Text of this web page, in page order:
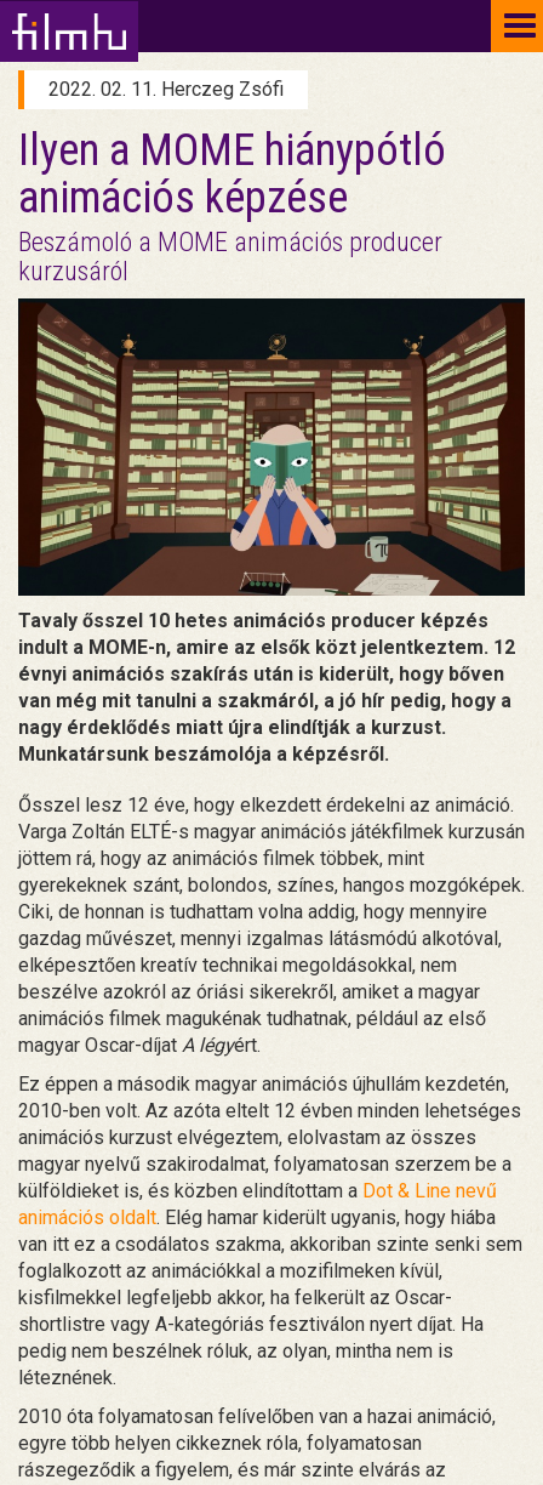
2022. 02. 11. Herczeg Zsófi
Ilyen a MOME hiánypótló
animációs képzése
Beszámoló a MOME animációs producer
kurzusáról
Tavaly ősszel 10 hetes animációs producer képzés
indult a MOME-n, amire az elsők közt jelentkeztem. 12
évnyi animációs szakírás után is kiderült, hogy bőven
van még mit tanulni a szakmáról, a jó hír pedig, hogy a
nagy érdeklődés miatt újra elindítják a kurzust.
Munkatársunk beszámolója a képzésről.
Ősszel lesz 12 éve, hogy elkezdett érdekelni az animáció.
Varga Zoltán ELTÉ-s magyar animációs játékfilmek kurzusán
jöttem rá, hogy az animációs filmek többek, mint
gyerekeknek szánt, bolondos, színes, hangos mozgóképek.
Ciki, de honnan is tudhattam volna addig, hogy mennyire
gazdag művészet, mennyi izgalmas látásmódú alkotóval,
elképesztően kreatív technikai megoldásokkal, nem
beszélve azokról az óriási sikerekről, amiket a magyar
animációs filmek magukénak tudhatnak, például az első
magyar Oscar-díjat A légyért.
Ez éppen a második magyar animációs újhullám kezdetén,
2010-ben volt. Az azóta eltelt 12 évben minden lehetséges
animációs kurzust elvégeztem, elolvastam az összes
magyar nyelvű szakirodalmat, folyamatosan szerzem be a
külföldieket is, és közben elindítottam a Dot & Line nevű
animációs oldalt. Elég hamar kiderült ugyanis, hogy hiába
van itt ez a csodálatos szakma, akkoriban szinte senki sem
foglalkozott az animációkkal a mozifilmeken kívül,
kisfilmekkel legfeljebb akkor, ha felkerült az Oscar-
shortlistre vagy A-kategóriás fesztiválon nyert díjat. Ha
pedig nem beszélnek róluk, az olyan, mintha nem is
léteznének.
2010 óta folyamatosan felívelőben van a hazai animáció,
egyre több helyen cikkeznek róla, folyamatosan
rászegeződik a figyelem, és már szinte elvárás az